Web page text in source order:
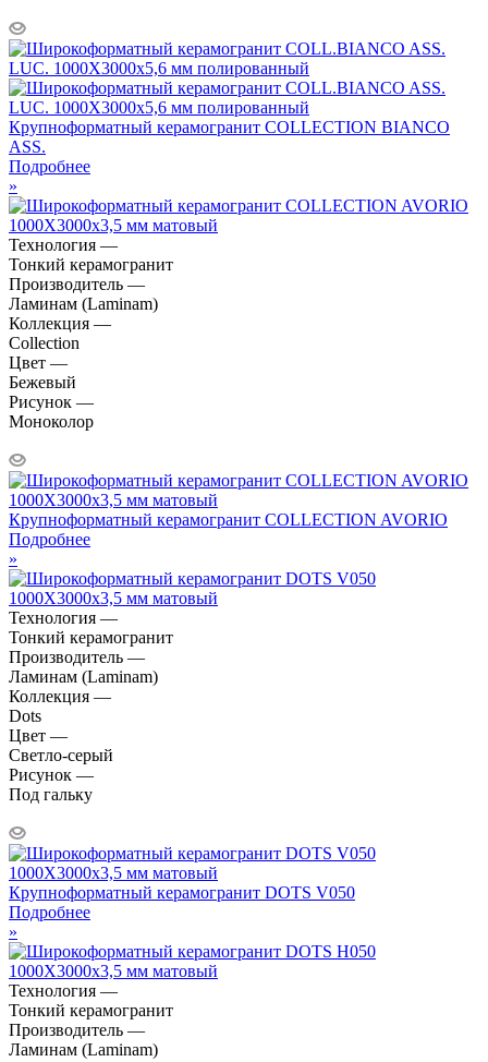
Крупноформатный керамогранит COLLECTION BIANCO
ASS.
Подробнее
»
Технология —
Тонкий керамогранит
Производитель —
Ламинам (Laminam)
Коллекция —
Collection
Цвет —
Бежевый
Рисунок —
Моноколор
Крупноформатный керамогранит COLLECTION AVORIO
Подробнее
»
Технология —
Тонкий керамогранит
Производитель —
Ламинам (Laminam)
Коллекция —
Dots
Цвет —
Светло-серый
Рисунок —
Под гальку
Крупноформатный керамогранит DOTS V050
Подробнее
»
Технология —
Тонкий керамогранит
Производитель —
Ламинам (Laminam)